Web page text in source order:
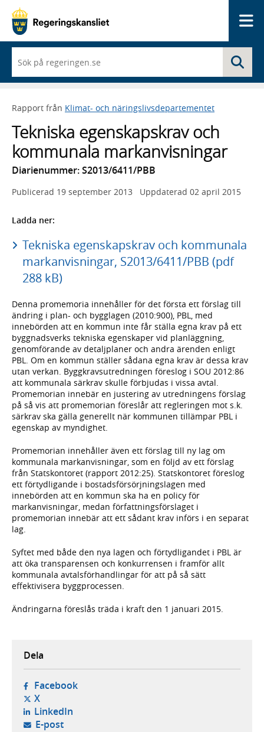
du
börjar
skriva
framträder
lista
med
sökförslag
Rapport från Klimat- och näringslivsdepartementet
Tekniska egenskapskrav och
kommunala markanvisningar
Diarienummer: S2013/6411/PBB
Publicerad 19 september 2013 Uppdaterad 02 april 2015
Ladda ner:
Tekniska egenskapskrav och kommunala
markanvisningar, S2013/6411/PBB (pdf
288 kB)
Denna promemoria innehåller för det första ett förslag till
ändring i plan- och bygglagen (2010:900), PBL, med
innebörden att en kommun inte får ställa egna krav på ett
byggnadsverks tekniska egenskaper vid planläggning,
genomförande av detaljplaner och andra ärenden enligt
PBL. Om en kommun ställer sådana egna krav är dessa krav
utan verkan. Byggkravsutredningen föreslog i SOU 2012:86
att kommunala särkrav skulle förbjudas i vissa avtal.
Promemorian innebär en justering av utredningens förslag
på så vis att promemorian föreslår att regleringen mot s.k.
särkrav ska gälla generellt när kommunen tillämpar PBL i
egenskap av myndighet.
Promemorian innehåller även ett förslag till ny lag om
kommunala markanvisningar, som en följd av ett förslag
från Statskontoret (rapport 2012:25). Statskontoret föreslog
ett förtydligande i bostadsförsörjningslagen med
innebörden att en kommun ska ha en policy för
markanvisningar, medan författningsförslaget i
promemorian innebär att ett sådant krav införs i en separat
lag.
Syftet med både den nya lagen och förtydligandet i PBL är
att öka transparensen och konkurrensen i framför allt
kommunala avtalsförhandlingar för att på så sätt
effektivisera byggprocessen.
Ändringarna föreslås träda i kraft den 1 januari 2015.
Dela
Facebook- öppnas i ny flik, extern webbplats,
X- öppnas i ny flik, extern webbplats,
LinkedIn- öppnas i ny flik, extern webbplats,
E-post- öppnar din e-postklient,